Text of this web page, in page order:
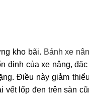
kho bãi. Bánh xe
định của xe nâng,
Điều này giảm
lốp đen trên sàn